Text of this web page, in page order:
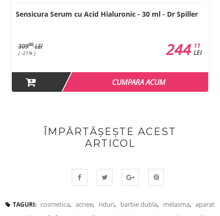
Sensicura Serum cu Acid Hialuronic - 30 ml - Dr Spiller
30900LEI
( -21% )
11
LEI
244
CUMPARA ACUM
ÎMPĂRTĂȘEȘTE ACEST
ARTICOL
TAGURI: cosmetica, acnee, riduri, barbie dubla, melasma, aparat